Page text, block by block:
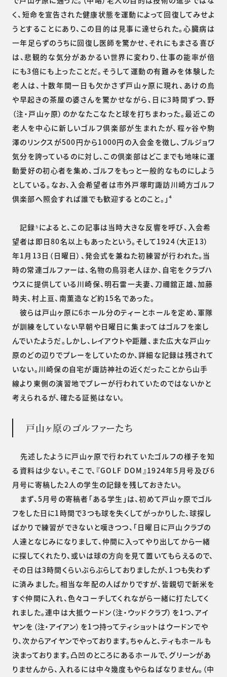
く、短命を宣告された健康状態を運動によって回復してみせよ
うとすることにあり、この目的は見事に達せられた。心臓病は
一年足らずのうちに回復し医師を驚かせ、それにもまさる喜び
は、悲観的な気分があかるい世界に変わり、仕事の能率が倍
にも3倍にも上ったことだ。そうして運動の有難みを体験した
老人は、十数年間一日も欠かさず戸山ヶ原に現れ、あけの烏
や早起きの茶屋の婆さんを驚かせながら、日に3時間ずつ、野
（注・戸山ヶ原）のかなたこなたと球を打ちまわった。最近この
老人を中心に新しいゴルフ倶楽部が生まれたが、程ヶ谷や駒
澤のリンクスが500円から1000円の入会金を徴し、ブルジョワ
気分を誇っているのに対し、この倶楽部はどこまでも地味に運
動愛好の初心者を集め、ゴルフをもっと一般的なものにしよう
としている。なお、入会希望者は市外戸塚町諏訪川崎方ゴルフ
倶楽部へ照会すれば誰でも歓迎するとのこと。」⁴
記録⁵によると、この記事は当時大きな反響を呼び、入会希
望者は即日80名以上もあったという。そして1924（大正13）
年1月13日（日曜日）、発会式を兼ねた初練習が行われた。当
時の常連ゴルファーは、名物の鳥羽老人ほか、自宅をクラブハ
ウスに提供している川崎保、明石雷一夫妻、刀禰舘正雄、加藤
時夫、村上亘、南薫造など約15名であった。
彼らは戸山ヶ原に6ホール分のティーとホールを定め、軍隊
が訓練をしていない早朝や日曜日に集まってはゴルフを楽し
んでいたようだ。しかし、レイアウトや距離、また広大な戸山ヶ
原のどの辺りでプレーをしていたのか、詳細な記録は残されて
いない。川崎保の自宅が諏訪神社の近くだったことから山手
線より東側の演習地でプレーが行われていたのではないかと
考えられるが、確たる証拠はない。
戸山ヶ原のゴルファーたち
先述したように戸山ヶ原で行われていたゴルフの様子を知
る資料は少ない。そこで、『GOLF DOM』1924年5月号及び6
月号に寄稿した2人の学生の記録を残しておきたい。
まず、5月号の寄稿者「ある学生」は、初めて戸山ヶ原でゴル
フをした日に1時間で3つも球を失くしてがっかりした、球探し
ばかりで練習ができないと嘆きつつ、「日曜日に戸山クラブの
人達となじみになりまして、仲間に入ってやり出してから一緒
に探してくれたり、或いは球の方向を見て置いてもらえるので、
その日は3時間くらいぶらぶらしておりましたが、1つも失わず
に済みました。相当な年配の人ばかりですが、皆親切で新米を
すぐ仲間に入れ、色々コーチしてくれながら一緒に打たしてく
れました。連中は大抵ウードン（注・ウッドクラブ）を1つ、アイ
ヤンを（注・アイアン）を1つ持ってティショットはウードンでや
り、次からアイヤンでやっております。ちゃんと、ティもホールも
決まっております。凸凹のところにあるホールで、グリーンがあ
りませんから、入れるには中々幾度もやらねばなりません。（中